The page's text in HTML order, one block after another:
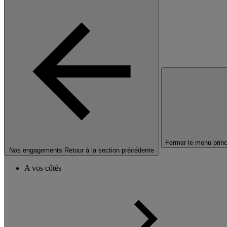
Nos engagements Retour à la section précédente
Fermer le menu
A vos côtés